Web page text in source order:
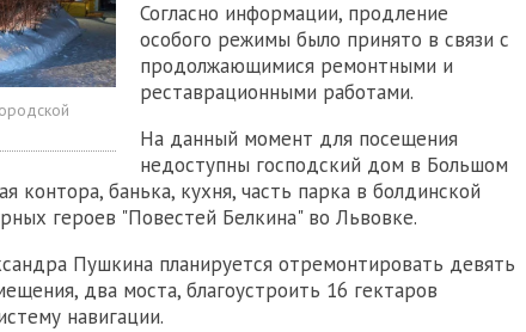
Согласно информации, продление
особого режимы было принято в связи с
продолжающимися ремонтными и
реставрационными работами.
На данный момент для посещения
недоступны господский дом в Большом
контора, банька, кухня, часть парка в болдинской
героев "Повестей Белкина" во Львовке.
Пушкина планируется отремонтировать девять
два моста, благоустроить 16 гектаров
навигации.